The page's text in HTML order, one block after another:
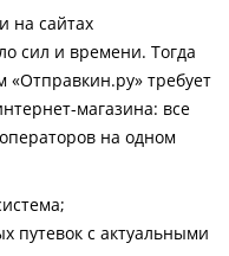
на сайтах
сил и времени. Тогда
«Отправкин.ру» требует
магазина: все
на одном
путевок с актуальными